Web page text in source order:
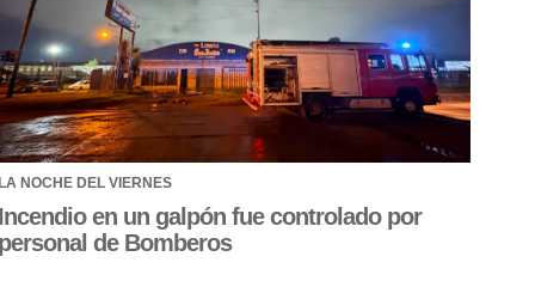
NOCHE DEL VIERNES
Incendio en un galpón fue controlado por
personal de Bomberos